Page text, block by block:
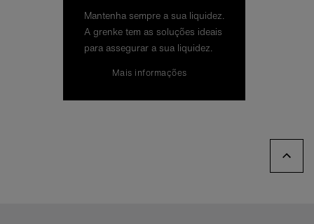
Man­te­nha sem­pre a sua li­qui­dez.
A grenke tem as so­lu­ções ide­ais
para as­se­gu­rar a sua li­qui­dez.
Mais in­for­ma­ções